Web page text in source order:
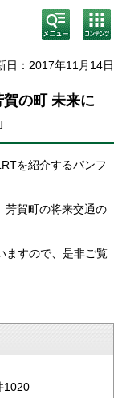
検
索・
メニ
コン
テン
ニュ
日：2017年11月14日
の町 未来に
を紹介するパンフ
芳賀町の将来交通の
ますので、是非ご覧
1020